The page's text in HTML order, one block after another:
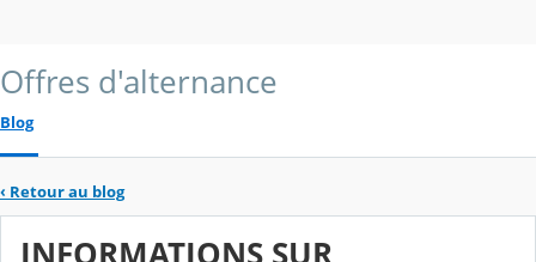
Offres d'alternance
Blog
‹ Retour au blog